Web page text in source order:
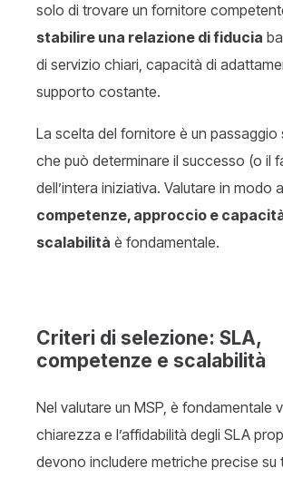
solo di trovare un fornitore
stabilire una relazione di fiducia
di servizio chiari, capacità di
supporto costante.
La scelta del fornitore è un passaggio
che può determinare il successo (o il
dell’intera iniziativa. Valutare in modo
competenze, approccio e
scalabilità è fondamentale.
Criteri di selezione: SLA,
competenze e scalabilità
Nel valutare un MSP, è fondamentale
chiarezza e l’affidabilità degli SLA
devono includere metriche precise su